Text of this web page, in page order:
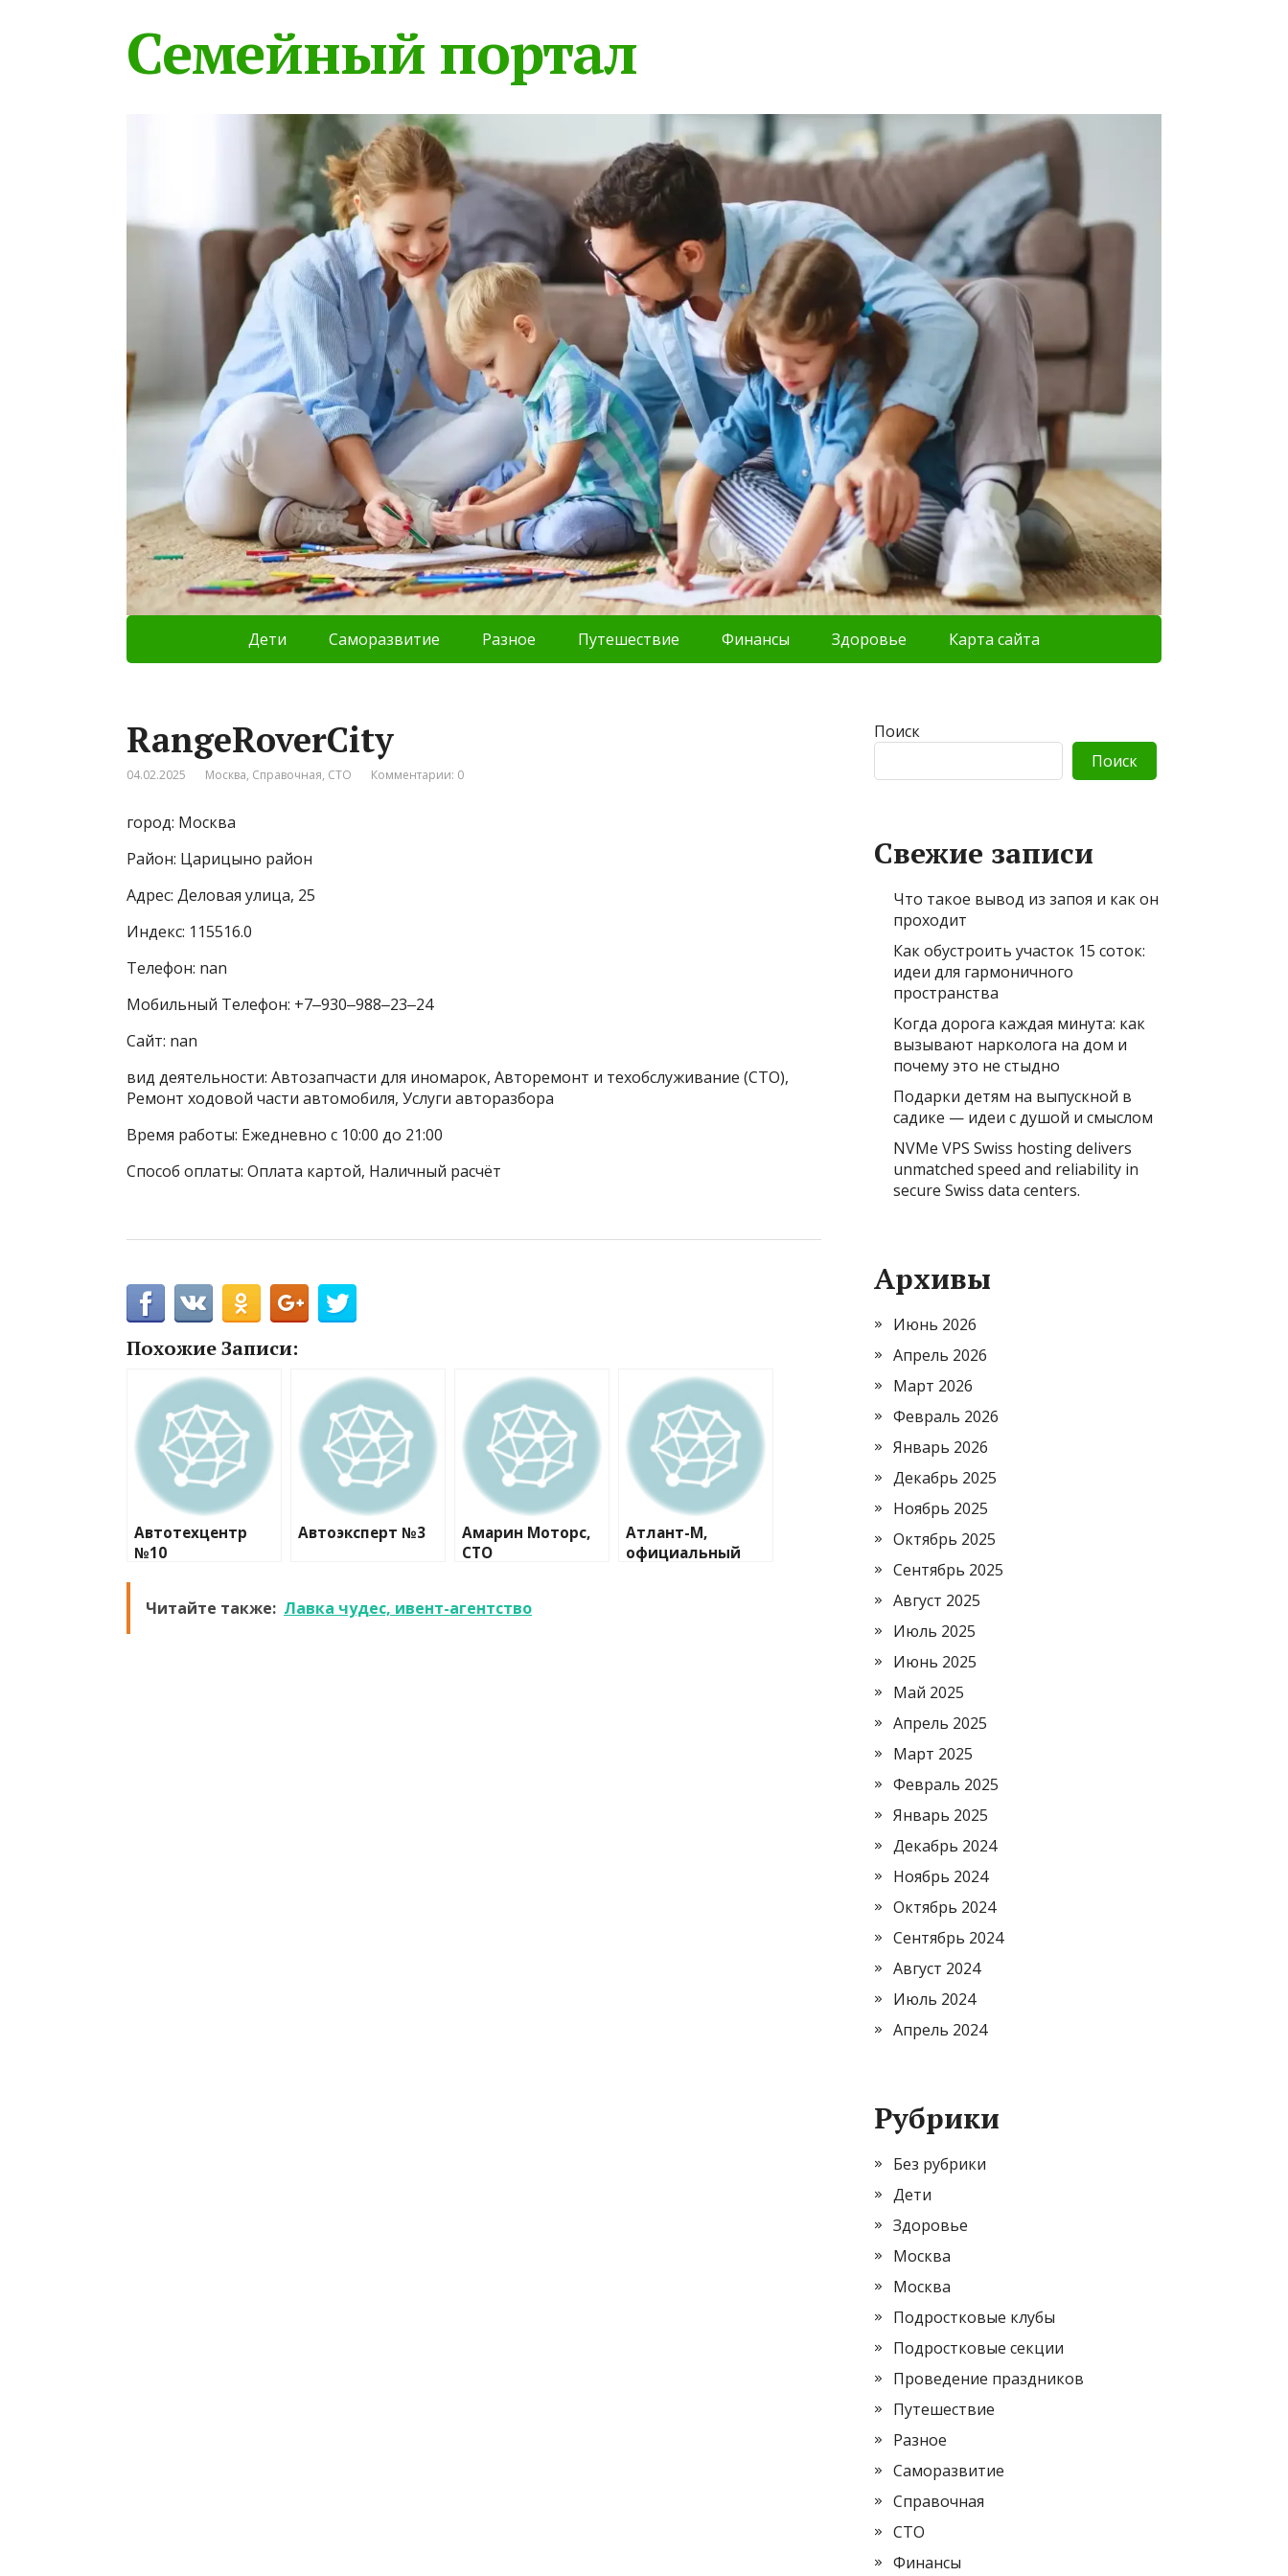
Семейный портал
Дети Саморазвитие Разное Путешествие Финансы Здоровье Карта сайта
RangeRoverCity
04.02.2025 Москва, Справочная, СТО Комментарии: 0
город: Москва
Район: Царицыно район
Адрес: Деловая улица, 25
Индекс: 115516.0
Телефон: nan
Мобильный Телефон: +7‒930‒988‒23‒24
Сайт: nan
вид деятельности: Автозапчасти для иномарок, Авторемонт и техобслуживание (СТО),
Ремонт ходовой части автомобиля, Услуги авторазбора
Время работы: Ежедневно с 10:00 до 21:00
Способ оплаты: Оплата картой, Наличный расчёт
Похожие Записи:
Автотехцентр
№10
Автоэксперт №3
Амарин Моторс,
СТО
Атлант-М,
официальный
Читайте также: Лавка чудес, ивент-агентство
Поиск
Поиск
Свежие записи
Что такое вывод из запоя и как он
проходит
Как обустроить участок 15 соток:
идеи для гармоничного
пространства
Когда дорога каждая минута: как
вызывают нарколога на дом и
почему это не стыдно
Подарки детям на выпускной в
садике — идеи с душой и смыслом
NVMe VPS Swiss hosting delivers
unmatched speed and reliability in
secure Swiss data centers.
Архивы
Июнь 2026
Апрель 2026
Март 2026
Февраль 2026
Январь 2026
Декабрь 2025
Ноябрь 2025
Октябрь 2025
Сентябрь 2025
Август 2025
Июль 2025
Июнь 2025
Май 2025
Апрель 2025
Март 2025
Февраль 2025
Январь 2025
Декабрь 2024
Ноябрь 2024
Октябрь 2024
Сентябрь 2024
Август 2024
Июль 2024
Апрель 2024
Рубрики
Без рубрики
Дети
Здоровье
Москва
Москва
Подростковые клубы
Подростковые секции
Проведение праздников
Путешествие
Разное
Саморазвитие
Справочная
СТО
Финансы